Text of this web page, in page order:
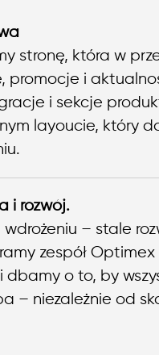
stronę, która w
promocje i
i sekcje
layoucie, który
i rozwój.
wdrożeniu – stale
zespół
dbamy o to, by
– niezależnie od